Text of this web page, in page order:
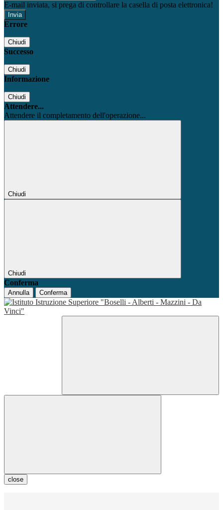
E-mail inviata, si prega di controllare la casella di posta elettronica!
Errore
Chiudi
Successo
Chiudi
Informazione
Chiudi
Attendere...
Attendere il completamento dell'operazione...
Chiudi
Chiudi
Conferma
Annulla Conferma
close